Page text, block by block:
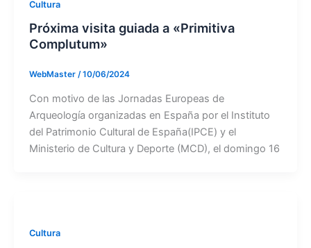
Cultura
Próxima visita guiada a «Primitiva
Complutum»
WebMaster /10/06/2024
Con motivo de las Jornadas Europeas de
Arqueología organizadas en España por el Instituto
del Patrimonio Cultural de España(IPCE) y el
Ministerio de Cultura y Deporte (MCD), el domingo 16
Cultura